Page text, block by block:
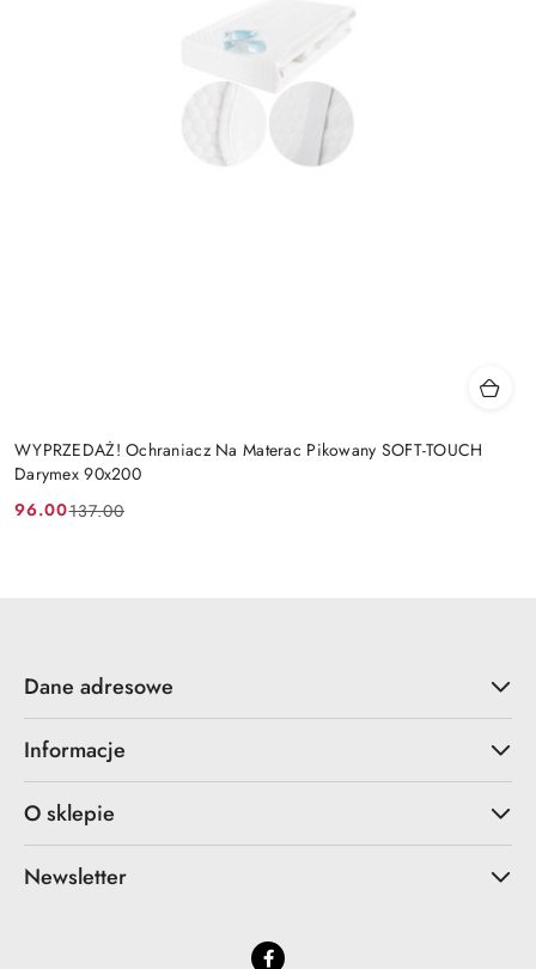
WYPRZEDAŻ! Ochraniacz Na Materac Pikowany SOFT-TOUCH
Darymex 90x200
Cena
96.00
Cena
137.00
Dane adresowe
Informacje
O sklepie
Newsletter